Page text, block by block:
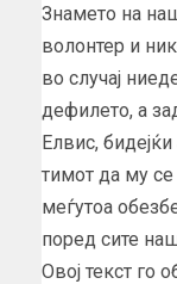
Знамето на
волонтер и
во случај
дефилето, а
Елвис,
тимот да му
меѓутоа
поред сите
Овој текст го